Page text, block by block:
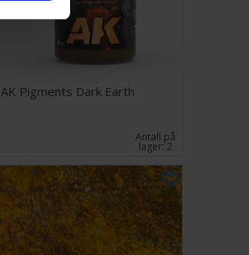
AK Pigments Dark Earth
Antall på
lager:2